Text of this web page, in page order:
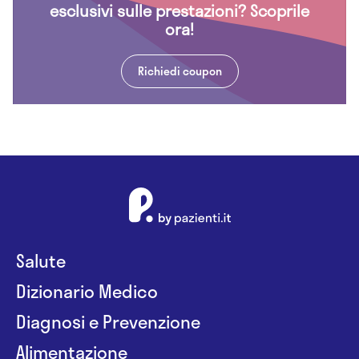
esclusivi sulle prestazioni? Scoprile
ora!
Richiedi coupon
Salute
Dizionario Medico
Diagnosi e Prevenzione
Alimentazione